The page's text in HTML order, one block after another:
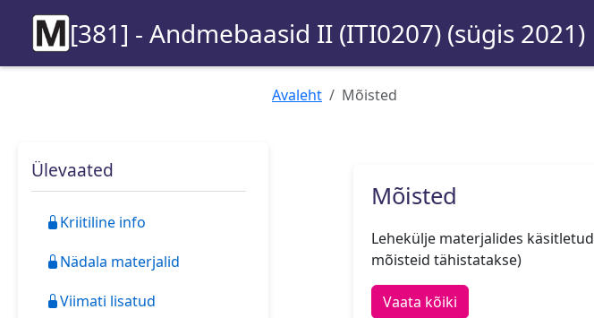
[381] - Andmebaasid II (ITI0207) (sügis 2021)
Avaleht Mõisted
Ülevaated
Kriitiline info
Nädala materjalid
Viimati lisatud
Mõisted
Lehekülje materjalides käsitletud
mõisteid tähistatakse)
Vaata kõiki